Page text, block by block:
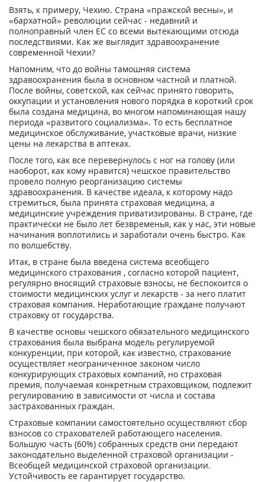
Взять, к примеру, Чехию. Страна «пражской весны», и
«бархатной» революции сейчас - недавний и
полноправный член ЕС со всеми вытекающими отсюда
последствиями. Как же выглядит здравоохранение
современной Чехии?
Напомним, что до войны тамошняя система
здравоохранения была в основном частной и платной.
После войны, советской, как сейчас принято говорить,
оккупации и установления нового порядка в короткий срок
была создана медицина, во многом напоминающая нашу
периода «развитого социализма». То есть бесплатное
медицинское обслуживание, участковые врачи, низкие
цены на лекарства в аптеках.
После того, как все перевернулось с ног на голову (или
наоборот, как кому нравится) чешское правительство
провело полную реорганизацию системы
здравоохранения. В качестве идеала, к которому надо
стремиться, была принята страховая медицина, а
медицинские учреждения приватизированы. В стране, где
практически не было лет безвременья, как у нас, эти новые
начинания воплотились и заработали очень быстро. Как
по волшебству.
Итак, в стране была введена система всеобщего
медицинского страхования , согласно которой пациент,
регулярно вносящий страховые взносы, не беспокоится о
стоимости медицинских услуг и лекарств - за него платит
страховая компания. Неработающие граждане получают
страховку от государства.
В качестве основы чешского обязательного медицинского
страхования была выбрана модель регулируемой
конкуренции, при которой, как известно, страхование
осуществляет неограниченное законом число
конкурирующих страховых компаний, но страховая
премия, получаемая конкретным страховщиком, подлежит
регулированию в зависимости от числа и состава
застрахованных граждан.
Страховые компании самостоятельно осуществляют сбор
взносов со страхователей работающего населения.
Большую часть (60%) собранных средств они передают
законодательно выделенной страховой организации -
Всеобщей медицинской страховой организации.
Устойчивость ее гарантирует государство.